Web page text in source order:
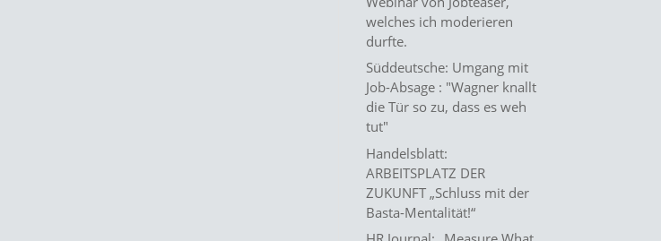
welches ich moderieren
durfte.
Süddeutsche: Umgang mit
Job-Absage : "Wagner knallt
die Tür so zu, dass es weh
tut"
Handelsblatt:
ARBEITSPLATZ DER
ZUKUNFT „Schluss mit der
Basta-Mentalität!“